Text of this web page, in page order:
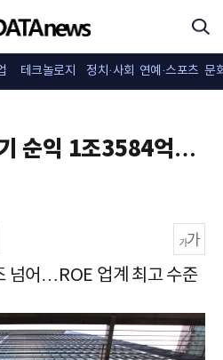
테크놀로지 정치·사회 연예·스포츠 문
순익 1조3584억…
넘어…ROE 업계 최고 수준